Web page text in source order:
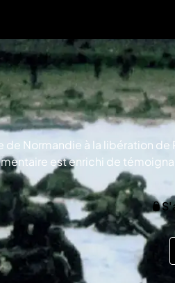
Normandie à la libération
est enrichi de
de Lambert Wilson et Kristin